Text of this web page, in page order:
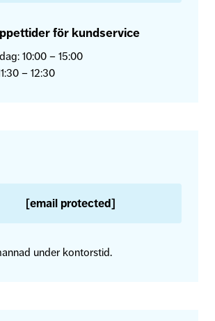
för kundservice
10:00 – 15:00
– 12:30
[email protected]
under kontorstid.